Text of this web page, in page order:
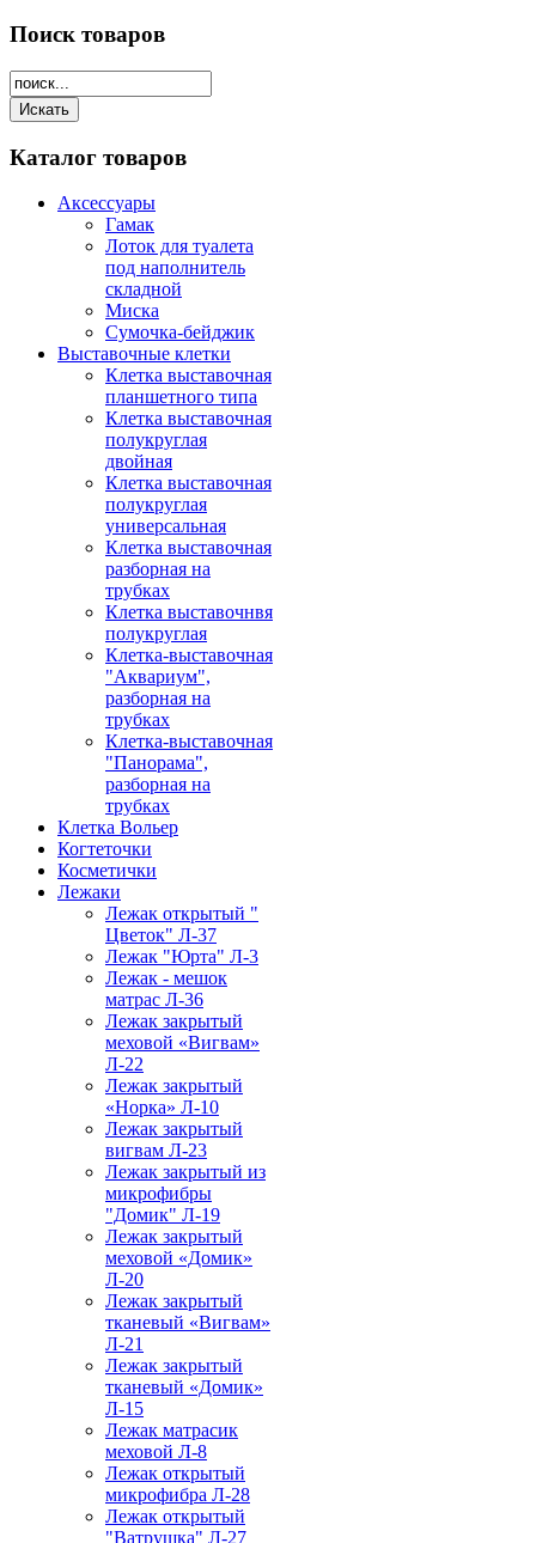
Поиск товаров
Каталог товаров
Аксессуары
Гамак
Лоток для туалета
под наполнитель
складной
Миска
Сумочка-бейджик
Выставочные клетки
Клетка выставочная
планшетного типа
Клетка выставочная
полукруглая
двойная
Клетка выставочная
полукруглая
универсальная
Клетка выставочная
разборная на
трубках
Клетка выставочнвя
полукруглая
Клетка-выставочная
"Аквариум",
разборная на
трубках
Клетка-выставочная
"Панорама",
разборная на
трубках
Клетка Вольер
Когтеточки
Косметички
Лежаки
Лежак открытый "
Цветок" Л-37
Лежак "Юрта" Л-3
Лежак - мешок
матрас Л-36
Лежак закрытый
меховой «Вигвам»
Л-22
Лежак закрытый
«Норка» Л-10
Лежак закрытый
вигвам Л-23
Лежак закрытый из
микрофибры
"Домик" Л-19
Лежак закрытый
меховой «Домик»
Л-20
Лежак закрытый
тканевый «Вигвам»
Л-21
Лежак закрытый
тканевый «Домик»
Л-15
Лежак матрасик
меховой Л-8
Лежак открытый
микрофибра Л-28
Лежак открытый
"Ватрушка" Л-27